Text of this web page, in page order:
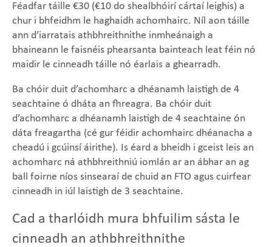
Féadfar táille €30 (€10 do shealbhóirí cártaí leighis) a
chur i bhfeidhm le haghaidh achomhairc. Níl aon táille
ann d’iarratais athbhreithnithe inmheánaigh a
bhaineann le faisnéis phearsanta bainteach leat féin nó
maidir le cinneadh táille nó éarlais a ghearradh.
Ba chóir duit d’achomharc a dhéanamh laistigh de 4
seachtaine ó dháta an fhreagra. Ba chóir duit
d’achomharc a dhéanamh laistigh de 4 seachtaine ón
dáta freagartha (cé gur féidir achomhairc dhéanacha a
cheadú i gcúinsí áirithe). Is éard a bheidh i gceist leis an
achomharc ná athbhreithniú iomlán ar an ábhar an ag
ball foirne níos sinsearaí de chuid an FTO agus cuirfear
cinneadh in iúl laistigh de 3 seachtaine.
Cad a tharlóidh mura bhfuilim sásta le
cinneadh an athbhreithnithe